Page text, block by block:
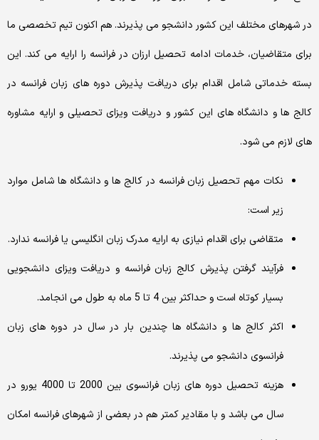
در شهرهای مختلف این کشور دانشجو می پذیرند. هم اکنون تیم تخصصی ما
برای متقاضیان، خدمات ادامه تحصیل ارزان در فرانسه را ارایه می کند. این
بسته خدماتی شامل اقدام برای دریافت پذیرش دوره های زبان فرانسه در
کالج ها و دانشگاه های این کشور و دریافت ویزای تحصیلی و ارایه مشاوره
های لازم می شود.
نکات مهم تحصیل زبان فرانسه در کالج ها و دانشگاه ها شامل موارد
زیر است:
متقاضی برای اقدام نیازی به ارایه مدرک زبان انگلیسی یا فرانسه ندارد.
فرآیند گرفتن پذیرش کالج زبان فرانسه و دریافت ویزای دانشجویی
بسیار کوتاه است و حداکثر بین 4 تا 5 ماه به طول می انجامد.
اکثر کالج ها و دانشگاه ها چندین بار در سال در دوره های زبان
فرانسوی دانشجو می پذیرند.
هزینه تحصیل دوره های زبان فرانسوی بین 2000 تا 4000 یورو در
سال می باشد و با مقادیر کمتر هم در بعضی از شهرهای فرانسه امکان